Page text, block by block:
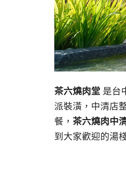
茶六燒肉堂 是台
派裝潢，中清店
餐， 茶六燒肉中
到大家歡迎的湯